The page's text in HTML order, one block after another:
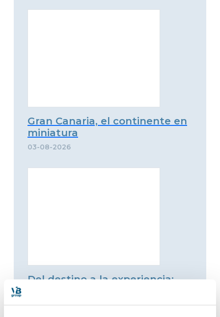
Gran Canaria, el continente en
miniatura
03-08-2026
Del destino a la experiencia:
identifica el nuevo criterio del